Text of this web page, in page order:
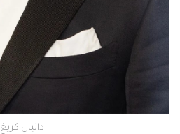
دانيال كريغ